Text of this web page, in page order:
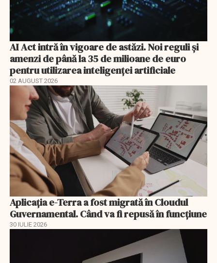
AI Act intră în vigoare de astăzi. Noi reguli și
amenzi de până la 35 de milioane de euro
pentru utilizarea inteligenței artificiale
02 AUGUST 2026
Aplicația e-Terra a fost migrată în Cloudul
Guvernamental. Când va fi repusă în funcțiune
30 IULIE 2026